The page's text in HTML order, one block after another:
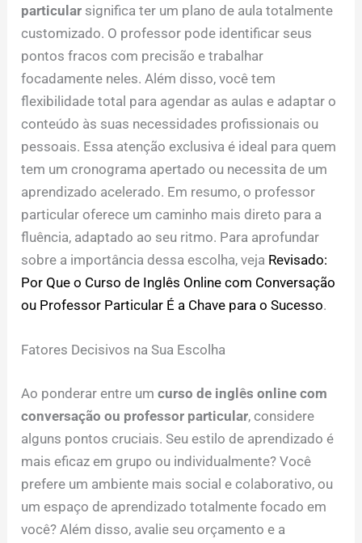
particular significa ter um plano de aula totalmente
customizado. O professor pode identificar seus
pontos fracos com precisão e trabalhar
focadamente neles. Além disso, você tem
flexibilidade total para agendar as aulas e adaptar o
conteúdo às suas necessidades profissionais ou
pessoais. Essa atenção exclusiva é ideal para quem
tem um cronograma apertado ou necessita de um
aprendizado acelerado. Em resumo, o professor
particular oferece um caminho mais direto para a
fluência, adaptado ao seu ritmo. Para aprofundar
sobre a importância dessa escolha, veja Revisado:
Por Que o Curso de Inglês Online com Conversação
ou Professor Particular É a Chave para o Sucesso.
Fatores Decisivos na Sua Escolha
Ao ponderar entre umcurso de inglês online com
conversação ou professor particular, considere
alguns pontos cruciais. Seu estilo de aprendizado é
mais eficaz em grupo ou individualmente? Você
prefere um ambiente mais social e colaborativo, ou
um espaço de aprendizado totalmente focado em
você? Além disso, avalie seu orçamento e a